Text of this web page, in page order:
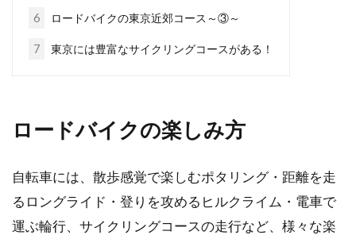
スで発生する自転車の交通事故。軽い事故もあ
れば中には死亡...
アンカー「RS6」の評価
ムの評価が高まっています。さすがにプロレー
スで...
6 ロードバイクの東京近郊コース～③～
7 東京には豊富なサイクリングコースがある！
ロードバイクの楽しみ方
自転車には、散歩感覚で楽しむポタリング・距離を走
るロングライド・登りを攻めるヒルクライム・電車で
運ぶ輪行、サイクリングコースの走行など、様々な楽